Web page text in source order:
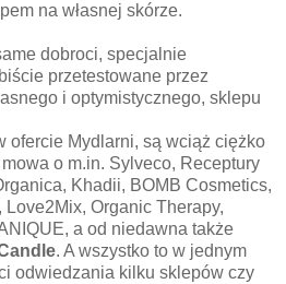
na własnej skórze.
dobroci, specjalnie
przetestowane przez
i optymistycznego, sklepu
ofercie Mydlarni, są wciąż ciężko
o m.in. Sylveco, Receptury
Khadii, BOMB Cosmetics,
Organic Therapy,
a od niedawna także
. A wszystko to w jednym
odwiedzania kilku sklepów czy